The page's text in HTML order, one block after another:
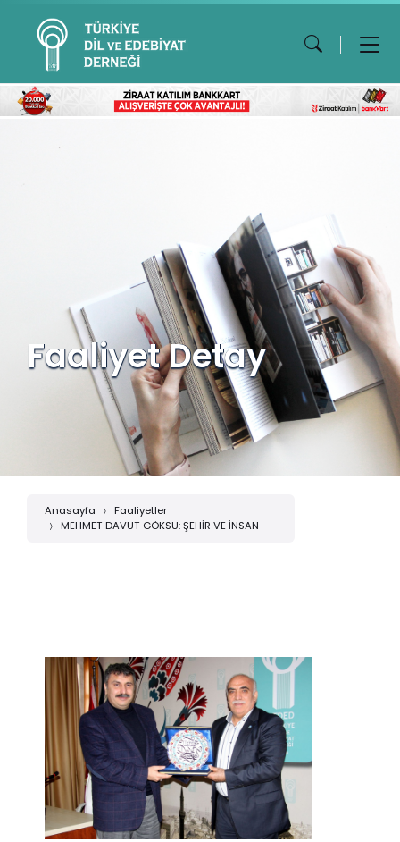
Faaliyet Detay
Anasayfa
Faaliyetler
MEHMET DAVUT GÖKSU: ŞEHİR VE İNSAN